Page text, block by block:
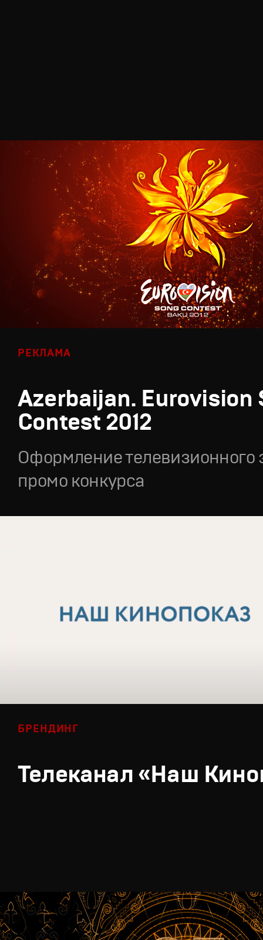
РЕКЛАМА
Azerbaijan. Eurovision
Contest 2012
Оформление телевизионного
промо конкурса
БРЕНДИНГ
Телеканал «Наш